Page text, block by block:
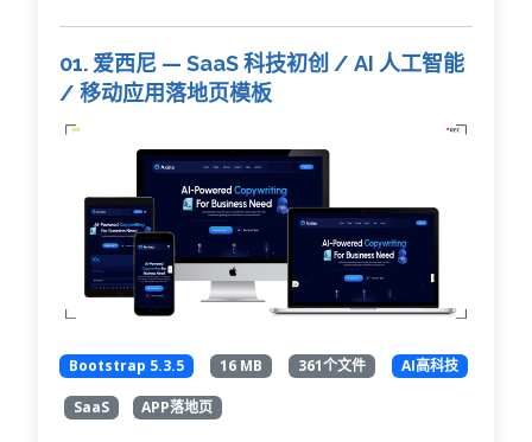
01. 爱西尼 — SaaS 科技初创 / AI 人工智能
/ 移动应用落地页模板
Bootstrap 5.3.5 16 MB 361个文件 AI高科技
SaaS APP落地页